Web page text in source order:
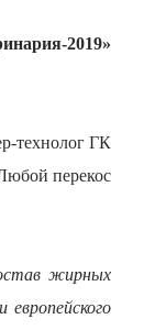
2019»
технолог ГК
перекос
жирных